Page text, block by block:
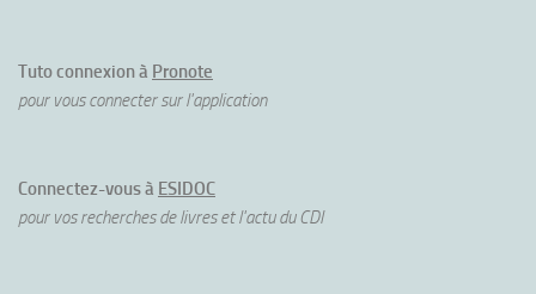
Tuto connexion à Pronote
pour vous connecter sur l'application
Connectez-vous à ESIDOC
pour vos recherches de livres et l'actu du CDI